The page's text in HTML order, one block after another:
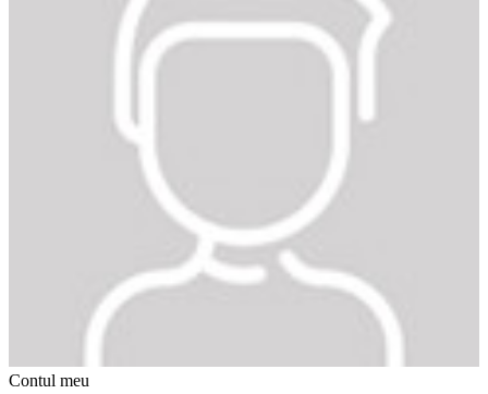
Contul meu